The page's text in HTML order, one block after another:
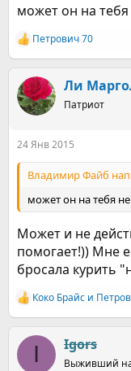
может он на тебя
Р
е
к
ц
и
Петрович 70
Ли
Патриот
24 Янв 2015
Владимир Файб
может он на тебя не
Может и не
помогает!)) Мне
бросала курить
Р
е
к
ц
и
Коко Брайс и
I Igors
Выживший